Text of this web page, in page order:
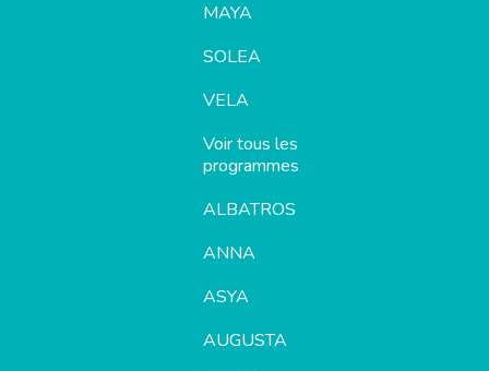
MAYA
SOLEA
VELA
Voir tous les
programmes
ALBATROS
ANNA
ASYA
AUGUSTA